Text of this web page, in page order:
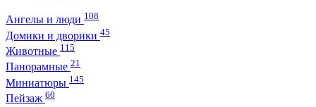
Ангелы и люди 108
Домики и дворики 45
Животные 115
Панорамные 21
Миниатюры 145
Пейзаж 60